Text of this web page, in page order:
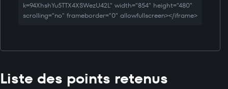
k=94XhshYu5TTX4XSWezU42L" width="854" height="480"
scrolling="no" frameborder="0" allowfullscreen></iframe>
Liste des points retenus